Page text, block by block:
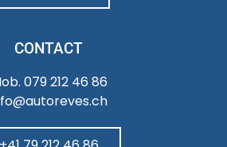
CONTACT
079 212 46 86